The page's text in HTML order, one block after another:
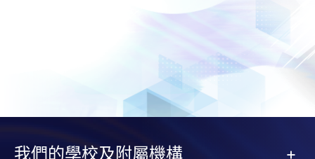
我們的學校及附屬機構